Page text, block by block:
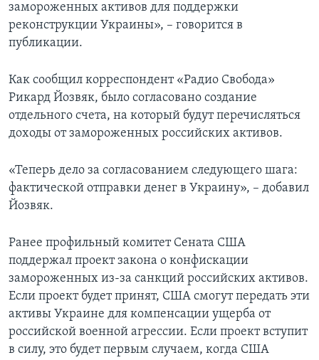
замороженных активов для поддержки
реконструкции Украины», – говорится в
публикации.
Как сообщил корреспондент «Радио Свобода»
Рикард Йозвяк, было согласовано создание
отдельного счета, на который будут перечисляться
доходы от замороженных российских активов.
«Теперь дело за согласованием следующего шага:
фактической отправки денег в Украину», – добавил
Йозвяк.
Ранее профильный комитет Сената США
поддержал проект закона о конфискации
замороженных из-за санкций российских активов.
Если проект будет принят, США смогут передать эти
активы Украине для компенсации ущерба от
российской военной агрессии. Если проект вступит
в силу, это будет первым случаем, когда США